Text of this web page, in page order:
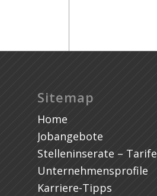
Sitemap
Home
Jobangebote
Stelleninserate – Tarife
Unternehmensprofile
Karriere-Tipps